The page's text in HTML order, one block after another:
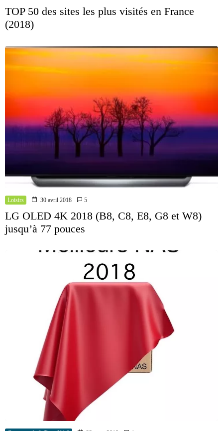
TOP 50 des sites les plus visités en France
(2018)
Loisirs 30 avril 2018 5
LG OLED 4K 2018 (B8, C8, E8, G8 et W8)
jusqu’à 77 pouces